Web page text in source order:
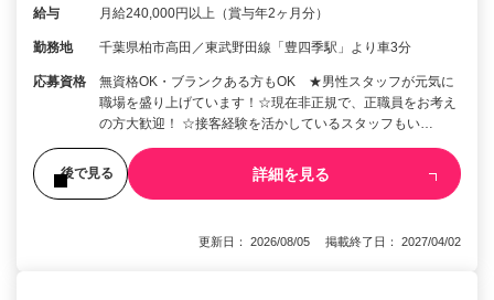
給与 月給240,000円以上（賞与年2ヶ月分）
勤務地 千葉県柏市高田／東武野田線「豊四季駅」より車3分
応募資格
無資格OK・ブランクある方もOK ★男性スタッフが元気に
職場を盛り上げています！☆現在非正規で、正職員をお考え
の方大歓迎！ ☆接客経験を活かしているスタッフもい…
後で見る 詳細を見る
更新日： 2026/08/05 掲載終了日： 2027/04/02